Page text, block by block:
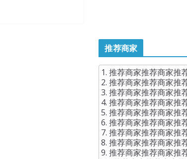
推荐商家